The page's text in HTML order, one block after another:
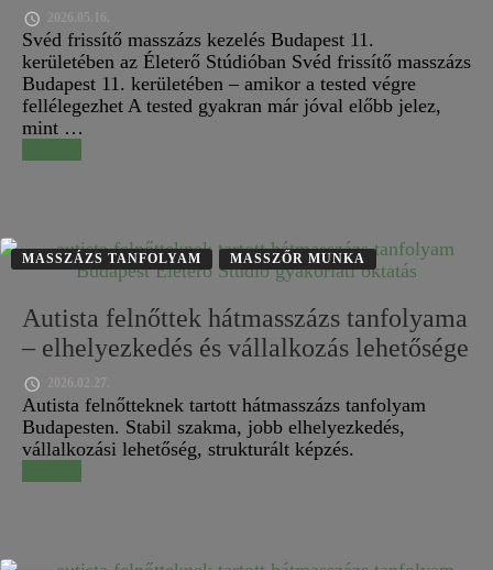
2026.05.16.
Svéd frissítő masszázs kezelés Budapest 11.
kerületében az Életerő Stúdióban Svéd frissítő masszázs
Budapest 11. kerületében – amikor a tested végre
fellélegezhet A tested gyakran már jóval előbb jelez,
mint …
MASSZÁZS TANFOLYAM MASSZŐR MUNKA
Autista felnőttek hátmasszázs tanfolyama
– elhelyezkedés és vállalkozás lehetősége
2026.02.27.
Autista felnőtteknek tartott hátmasszázs tanfolyam
Budapesten. Stabil szakma, jobb elhelyezkedés,
vállalkozási lehetőség, strukturált képzés.